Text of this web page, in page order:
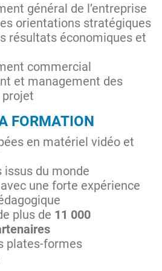
général de l’entreprise
orientations stratégiques
résultats économiques et
commercial
et management des
projet
FORMATION
en matériel vidéo et
issus du monde
une forte expérience
plus de 11 000
plates-formes